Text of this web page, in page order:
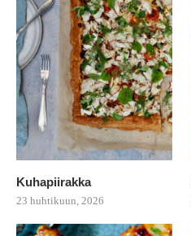
Kuhapiirakka
23 huhtikuun, 2026